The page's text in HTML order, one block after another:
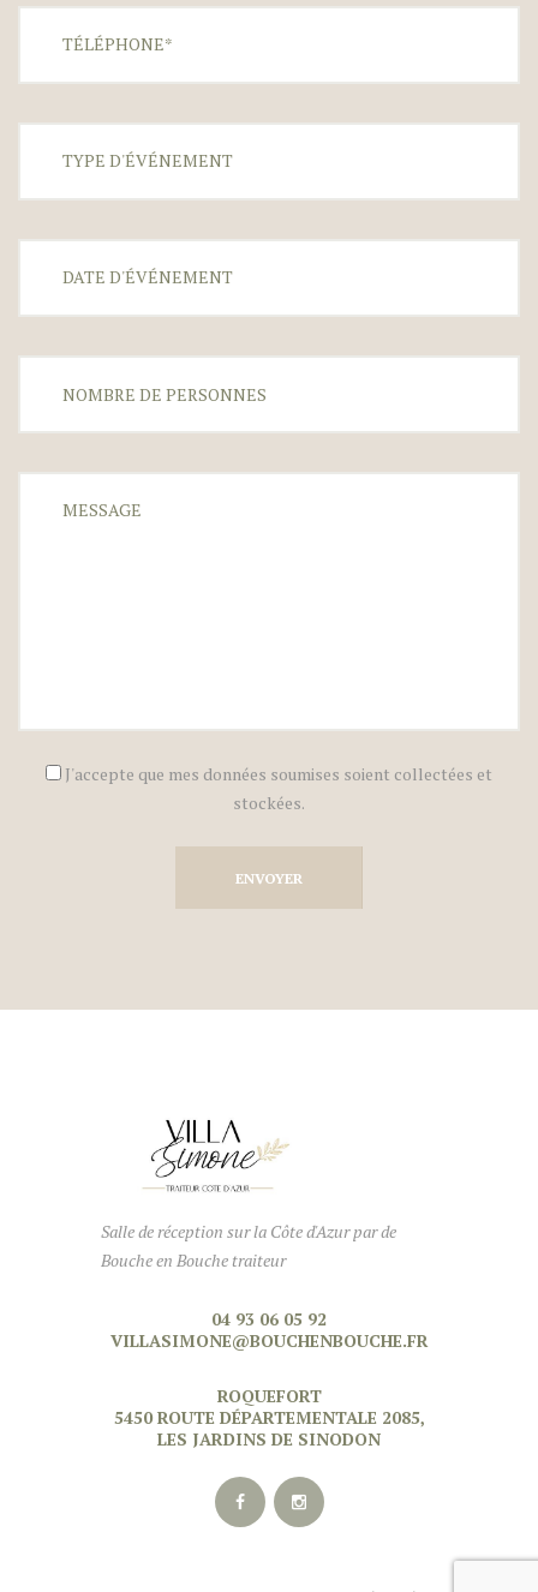
J'accepte que mes données soumises soient collectées et
stockées.
04 93 06 05 92
VILLASIMONE@BOUCHENBOUCHE.FR
Salle de réception sur la Côte d'Azur par de
Bouche en Bouche traiteur
ROQUEFORT
5450 ROUTE DÉPARTEMENTALE 2085,
LES JARDINS DE SINODON